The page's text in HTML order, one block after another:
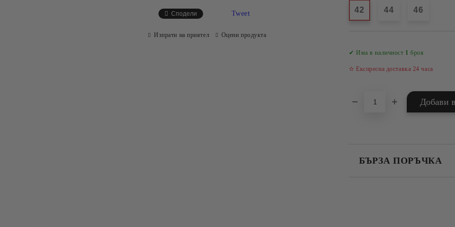
42 44 46
✔ Има в наличност 1 броя
✫ Експресна доставка 24 часа
БЪРЗА ПОРЪЧКА
Сподели Tweet
Изпрати на приятел Оцени продукта